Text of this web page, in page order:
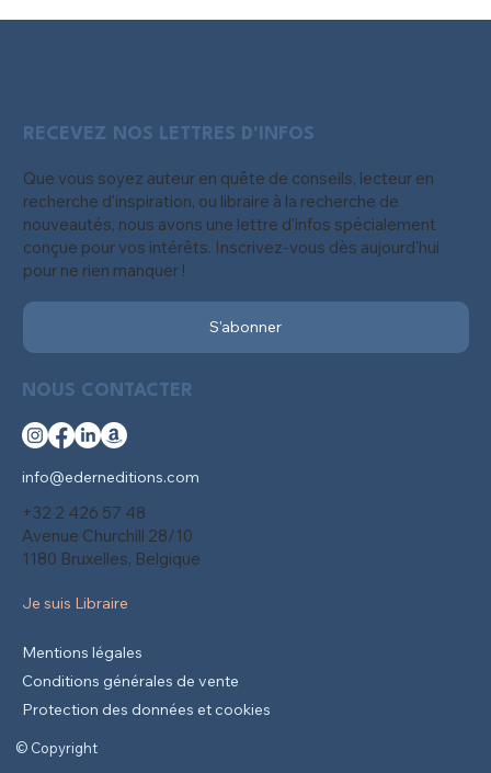
NOUS CONTACTER
info@ederneditions.com
+32 2 426 57 48
Avenue Churchill 28/10
1180 Bruxelles, Belgique
Je suis Libraire
RECEVEZ NOS LETTRES D'INFOS
Que vous soyez auteur en quête de conseils, lecteur en
recherche d'inspiration, ou libraire à la recherche de
nouveautés, nous avons une lettre d'infos spécialement
conçue pour vos intérêts. Inscrivez-vous dès aujourd'hui
pour ne rien manquer !
S'abonner
Mentions légales
Conditions générales de vente
Protection des données et cookies
© Copyright